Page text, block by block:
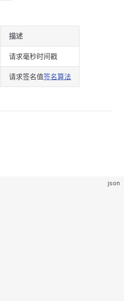
描述
请求毫秒时间戳
请求签名值签名算法
json